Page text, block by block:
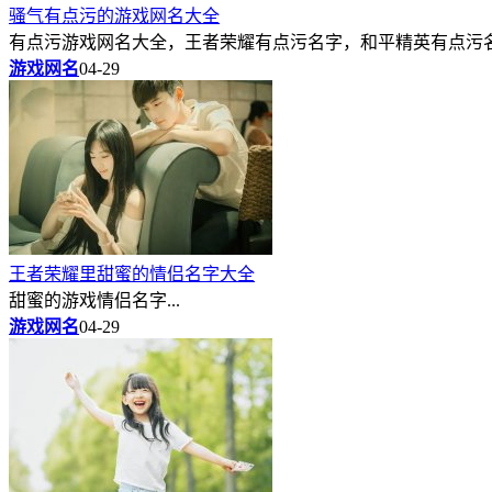
骚气有点污的游戏网名大全
有点污游戏网名大全，王者荣耀有点污名字，和平精英有点污
游戏网名04-29
王者荣耀里甜蜜的情侣名字大全
甜蜜的游戏情侣名字...
游戏网名04-29